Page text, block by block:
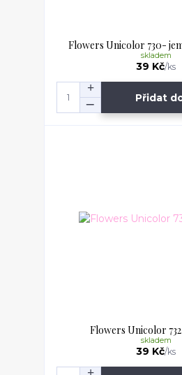
Flowers Unicolor 730-
39 Kč/ks
skladem
Přidat
Flowers Unicolor
39 Kč/ks
skladem